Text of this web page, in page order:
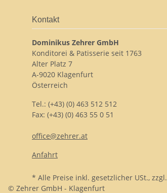
Kontakt
Dominikus Zehrer GmbH
Konditorei & Patisserie seit 1763
Alter Platz 7
A-9020 Klagenfurt
Österreich
Tel.: (+43) (0) 463 512 512
Fax: (+43) (0) 463 55 0 51
office@zehrer.at
Anfahrt
* Alle Preise inkl. gesetzlicher USt., zzgl.
© Zehrer GmbH - Klagenfurt